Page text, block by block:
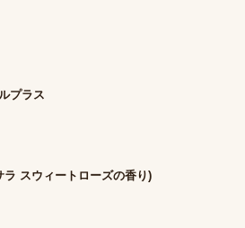
プラス
スウィートローズの香り)